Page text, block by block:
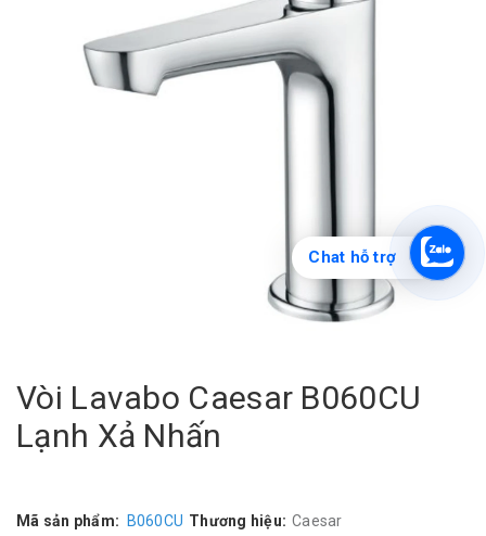
Vòi Lavabo Caesar B060CU
Lạnh Xả Nhấn
Mã sản phẩm: B060CU Thương hiệu: Caesar
Chat hỗ trợ